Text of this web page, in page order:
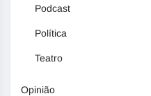
Podcast
Política
Teatro
Opinião